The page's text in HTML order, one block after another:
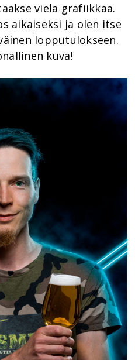
vielä grafiikkaa.
aikaiseksi ja olen itse
lopputulokseen.
kuva!